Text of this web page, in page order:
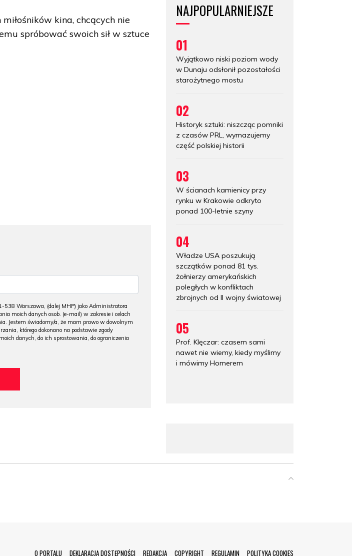
kina, chcących nie
spróbować swoich sił w sztuce
Warszawa, (dalej MHP) jako Administratora
moich danych osob. (e-mail) w zakresie i celach
Jestem świadomy/a, że mam prawo w dowolnym
którego dokonano na podstawie zgody
danych, do ich sprostowania, do ograniczenia
NAJPOPULARNIEJSZE
01
Wyjątkowo niski poziom wody
w Dunaju odsłonił pozostałości
starożytnego mostu
02
Historyk sztuki: niszcząc pomniki
z czasów PRL, wymazujemy
część polskiej historii
03
W ścianach kamienicy przy
rynku w Krakowie odkryto
ponad 100-letnie szyny
04
Władze USA poszukują
szczątków ponad 81 tys.
żołnierzy amerykańskich
poległych w konfliktach
zbrojnych od II wojny światowej
05
Prof. Klęczar: czasem sami
nawet nie wiemy, kiedy myślimy
i mówimy Homerem
O PORTALU DEKLARACJA DOSTĘPNOŚCI REDAKCJA COPYRIGHT REGULAMIN POLITYKA COOKIES